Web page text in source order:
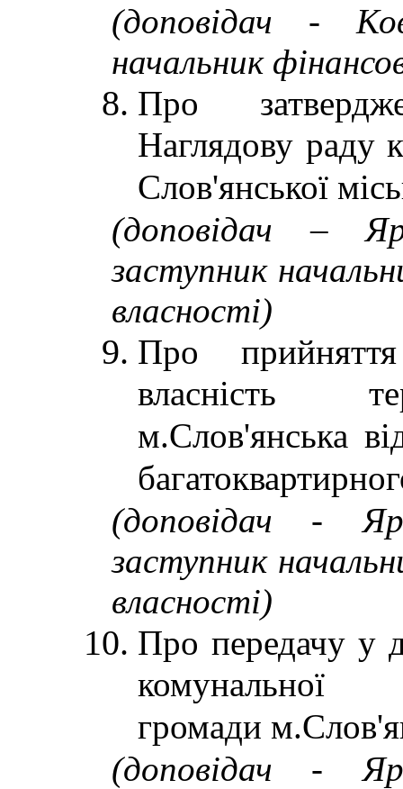
(доповідач -
начальник
Про
Наглядову раду
Слов'янської
(доповідач –
заступник
власності)
Про
власність
м.Слов'янська
(доповідач -
заступник
власності)
Про передачу у
комунальної
громади
(доповідач -